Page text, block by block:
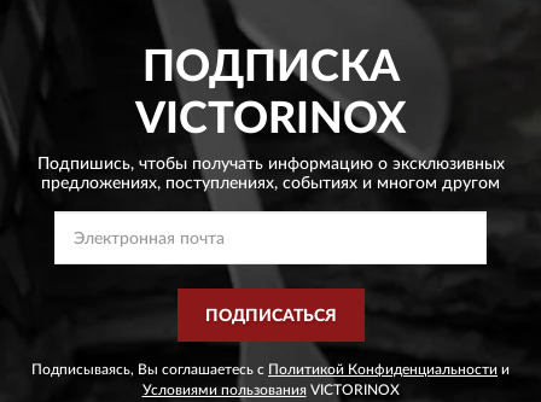
ПОДПИСКА
VICTORINOX
Подпишись, чтобы получать информацию о эксклюзивных
предложениях, поступлениях, событиях и многом другом
ПОДПИСАТЬСЯ
Подписываясь, Вы соглашаетесь с Политикой Конфиденциальности и
Условиями пользованияVICTORINOX